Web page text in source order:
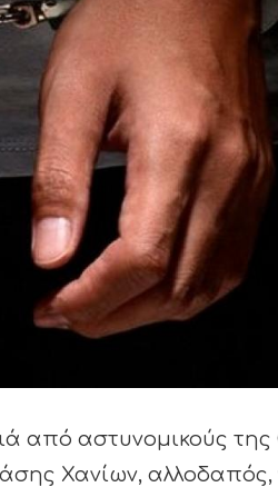
από αστυνομικούς
Χανίων,